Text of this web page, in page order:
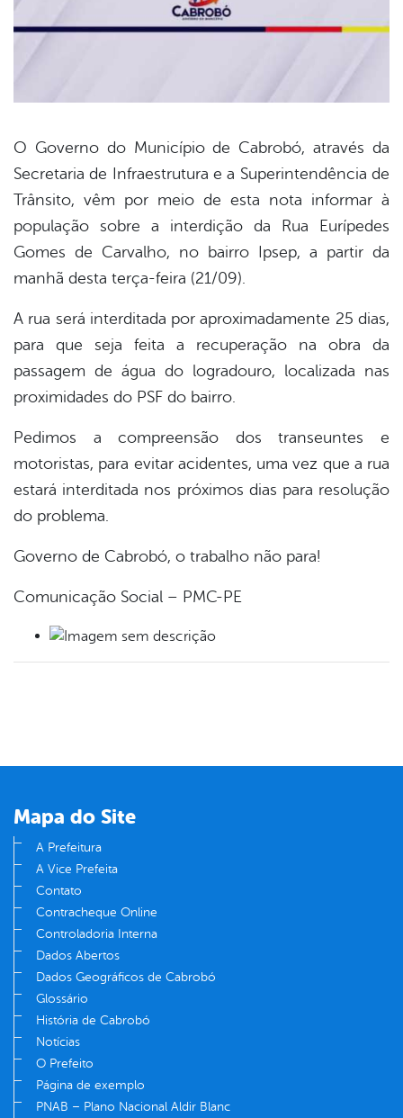
O Governo do Município de Cabrobó, através da
Secretaria de Infraestrutura e a Superintendência de
Trânsito, vêm por meio de esta nota informar à
população sobre a interdição da Rua Eurípedes
Gomes de Carvalho, no bairro Ipsep, a partir da
manhã desta terça-feira (21/09).
A rua será interditada por aproximadamente 25 dias,
para que seja feita a recuperação na obra da
passagem de água do logradouro, localizada nas
proximidades do PSF do bairro.
Pedimos a compreensão dos transeuntes e
motoristas, para evitar acidentes, uma vez que a rua
estará interditada nos próximos dias para resolução
do problema.
Governo de Cabrobó, o trabalho não para!
Comunicação Social – PMC-PE
Mapa do Site
A Prefeitura
A Vice Prefeita
Contato
Contracheque Online
Controladoria Interna
Dados Abertos
Dados Geográficos de Cabrobó
Glossário
História de Cabrobó
Notícias
O Prefeito
Página de exemplo
PNAB – Plano Nacional Aldir Blanc